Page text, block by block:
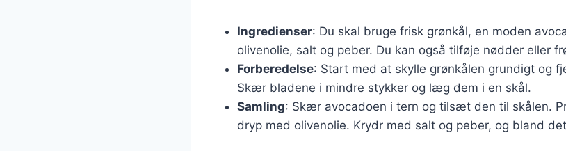
Ingredienser: Du skal bruge frisk grønkål, en moden
olivenolie, salt og peber. Du kan også tilføje nødder eller
Forberedelse: Start med at skylle grønkålen grundigt og
Skær bladene i mindre stykker og læg dem i en skål.
Samling: Skær avocadoen i tern og tilsæt den til skålen.
dryp med olivenolie. Krydr med salt og peber, og bland